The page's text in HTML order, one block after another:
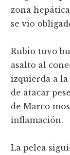
zona
se vio
Rubio tuvo
asalto al
izquierda a la
de atacar
de Marco
inflamación.
La pelea